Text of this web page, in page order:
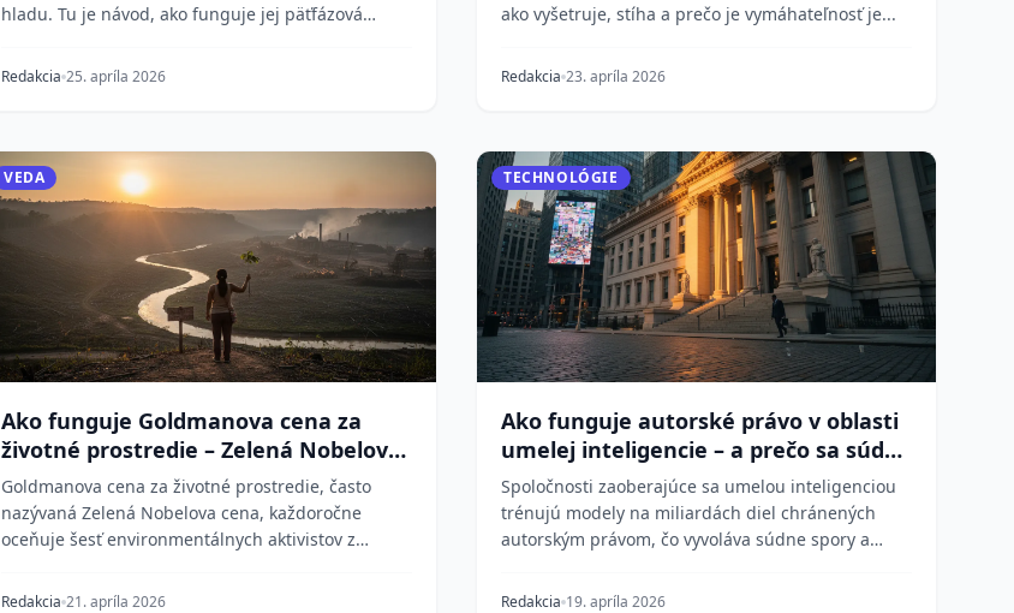
hladu. Tu je návod, ako funguje jej päťfázová
Redakcia 25. apríla 2026
ako vyšetruje, stíha a prečo je vymáhateľnosť je...
Redakcia 23. apríla 2026
VEDA
Ako funguje Goldmanova cena za
životné prostredie – Zelená Nobelova
cena
Goldmanova cena za životné prostredie, často
nazývaná Zelená Nobelova cena, každoročne
oceňuje šesť environmentálnych aktivistov z
Redakcia 21. apríla 2026
TECHNOLÓGIE
Ako funguje autorské právo v oblasti
umelej inteligencie – a prečo sa súdy
nezhodujú
Spoločnosti zaoberajúce sa umelou inteligenciou
trénujú modely na miliardách diel chránených
autorským právom, čo vyvoláva súdne spory a
Redakcia 19. apríla 2026